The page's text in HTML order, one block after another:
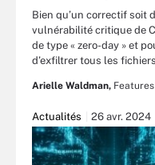
Bien qu’un correctif soit
vulnérabilité critique de
de type « zero-day » et
d’exfiltrer tous les
Arielle Waldman,
Actualités 26 avr. 2024